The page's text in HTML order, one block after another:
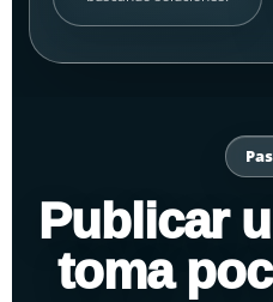
Publicar
toma